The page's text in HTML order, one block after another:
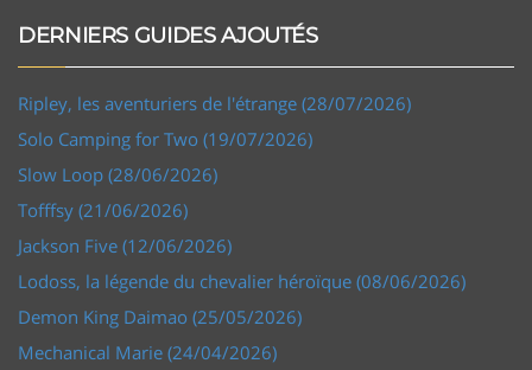
DERNIERS GUIDES AJOUTÉS
Ripley, les aventuriers de l'étrange (28/07/2026)
Solo Camping for Two (19/07/2026)
Slow Loop (28/06/2026)
Tofffsy (21/06/2026)
Jackson Five (12/06/2026)
Lodoss, la légende du chevalier héroïque (08/06/2026)
Demon King Daimao (25/05/2026)
Mechanical Marie (24/04/2026)